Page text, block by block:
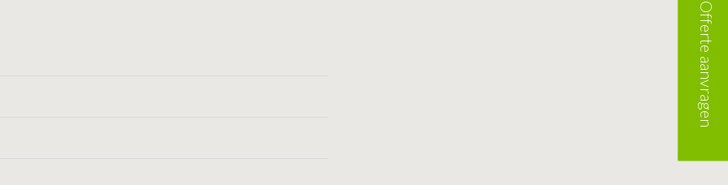
Offerte aanvragen